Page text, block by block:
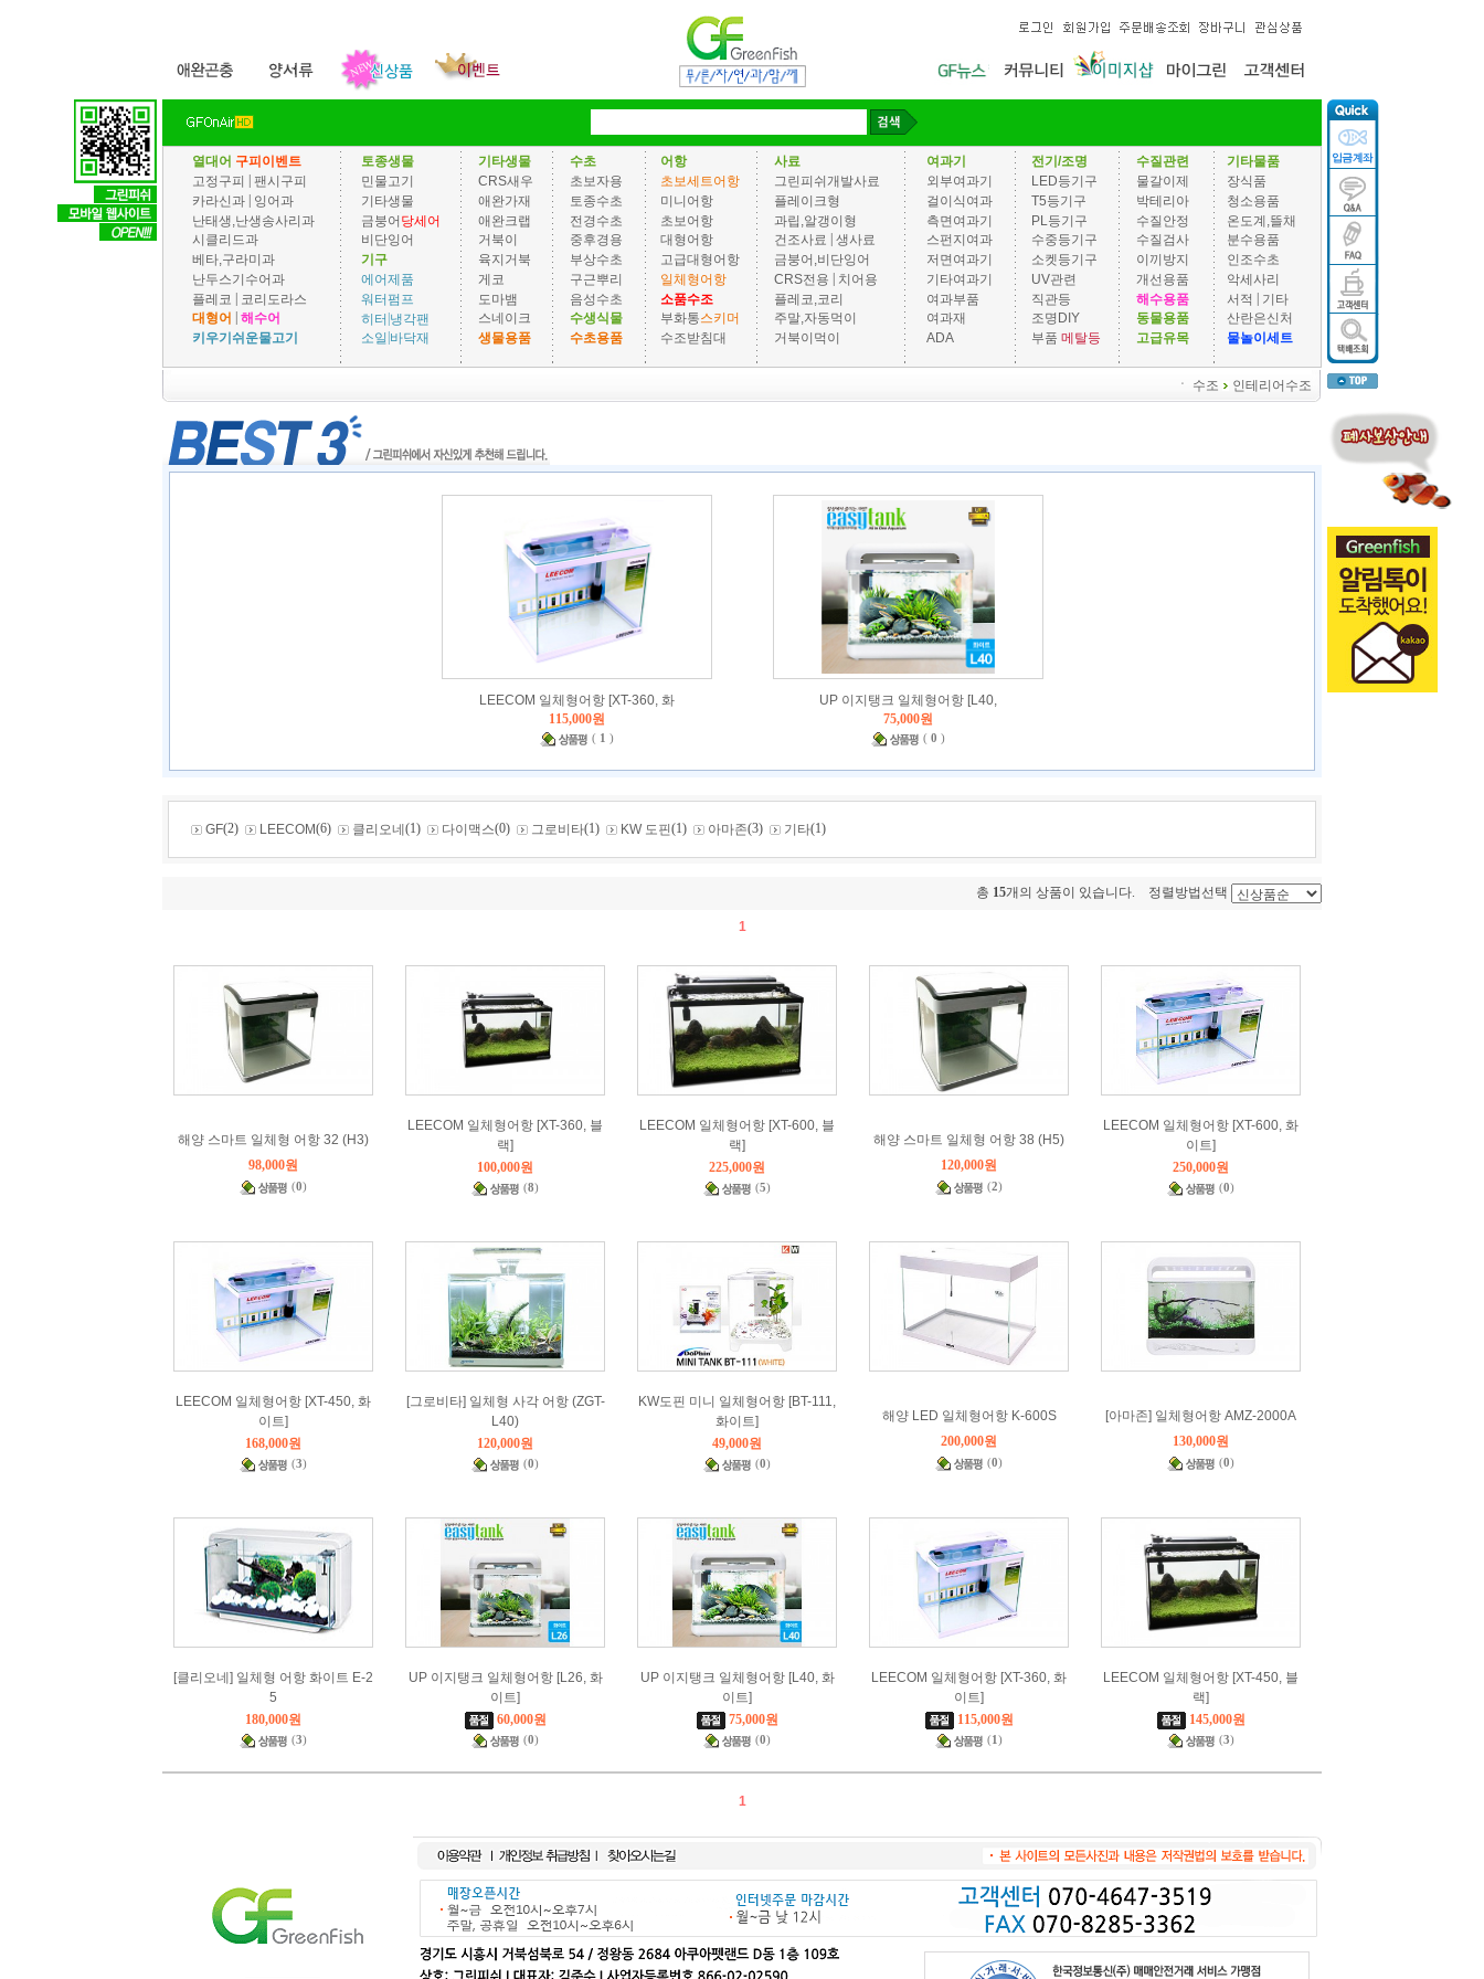
열대어 구피이벤트
고정구피
팬시구피
카라신과 | 잉어과
난태생,난생송사리과
시클리드과
베타,구라미과
난두스기수어과
플레코 | 코리도라스
대형어
해수어
키우기쉬운물고기
토종생물
민물고기
기타생물
금붕어 당세어
비단잉어
기구
에어제품
워터펌프
히터|냉각팬
소일 바닥재
기타생물
CRS새우
애완가재
애완크랩
거북이
육지거북
게코
도마뱀
스네이크
생물용품
수초
초보자용
토종수초
전경수초
중후경용
부상수초
구근뿌리
음성수초
수생식물
수초용품
어항
초보세트어항
미니어항
초보어항
대형어항
고급대형어항
일체형어항
소품수조
부화통스키머
수조받침대
사료
그린피쉬개발사료
플레이크형
과립,알갱이형
건조사료
생사료
금붕어,비단잉어
CRS전용 | 치어용
플레코,코리
주말,자동먹이
거북이먹이
여과기
외부여과기
걸이식여과
측면여과기
스펀지여과
저면여과기
기타여과기
여과부품
여과재
ADA
전기/조명
LED등기구
T5등기구
PL등기구
수중등기구
소켓등기구
UV관련
직관등
조명DIY
부품 메탈등
수질관련
물갈이제
박테리아
수질안정
수질검사
이끼방지
개선용품
해수용품
동물용품
고급유목
기타물품
장식품
청소용품
온도계,뜰채
분수용품
인조수초
악세사리
서적 | 기타
산란은신처
물놀이세트
ㆍ 수조 인테리어수조
LEECOM 일체형어항 [XT-360, 화
115,000원
( 1 )
UP 이지탱크 일체형어항 [L40,
75,000원
( 0 )
GF(2) LEECOM(6) 클리오네(1) 다이맥스(0) 그로비타(1) KW 도핀(1) 아마존(3) 기타(1)
총 15개의 상품이 있습니다. 정렬방법선택
1
해양 스마트 일체형 어항 32 (H3)
98,000원
(0)
LEECOM 일체형어항 [XT-360, 블
랙]
100,000원
(8)
LEECOM 일체형어항 [XT-600, 블
랙]
225,000원
(5)
해양 스마트 일체형 어항 38 (H5)
120,000원
(2)
LEECOM 일체형어항 [XT-600, 화
이트]
250,000원
(0)
LEECOM 일체형어항 [XT-450, 화
이트]
168,000원
(3)
[그로비타] 일체형 사각 어항 (ZGT-
L40)
120,000원
(0)
KW도핀 미니 일체형어항 [BT-111,
화이트]
49,000원
(0)
해양 LED 일체형어항 K-600S
200,000원
(0)
[아마존] 일체형어항 AMZ-2000A
130,000원
(0)
[클리오네] 일체형 어항 화이트 E-2
5
180,000원
(3)
UP 이지탱크 일체형어항 [L26, 화
이트]
60,000원
(0)
UP 이지탱크 일체형어항 [L40, 화
이트]
75,000원
(0)
LEECOM 일체형어항 [XT-360, 화
이트]
115,000원
(1)
LEECOM 일체형어항 [XT-450, 블
랙]
145,000원
(3)
1